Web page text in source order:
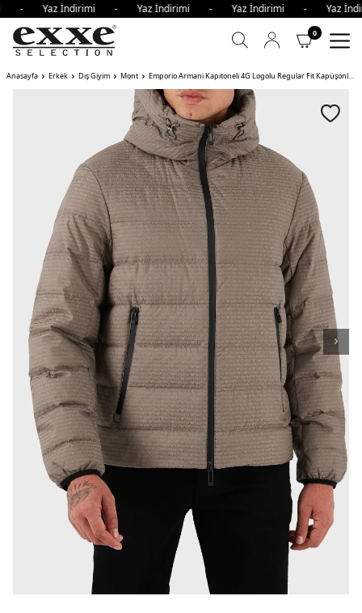
- Yaz İndirimi - Yaz İndirimi - Yaz İndirimi -
0
Anasayfa Erkek Dış Giyim Mont Emporio Armani Kapitoneli 4G Logolu Regular Fit Kapüşonlu Şişme Erkek Mont